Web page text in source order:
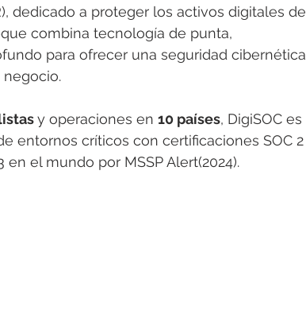
dedicado a proteger los activos digitales de
combina tecnología de punta,
para ofrecer una seguridad cibernética
y operaciones en 10 países, DigiSOC es
entornos críticos con certificaciones SOC 2
el mundo por MSSP Alert(2024).